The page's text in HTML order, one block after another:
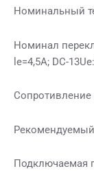
Номинальный
Номинал
le=4,5A; DC-
Сопротивление
Подключаемая